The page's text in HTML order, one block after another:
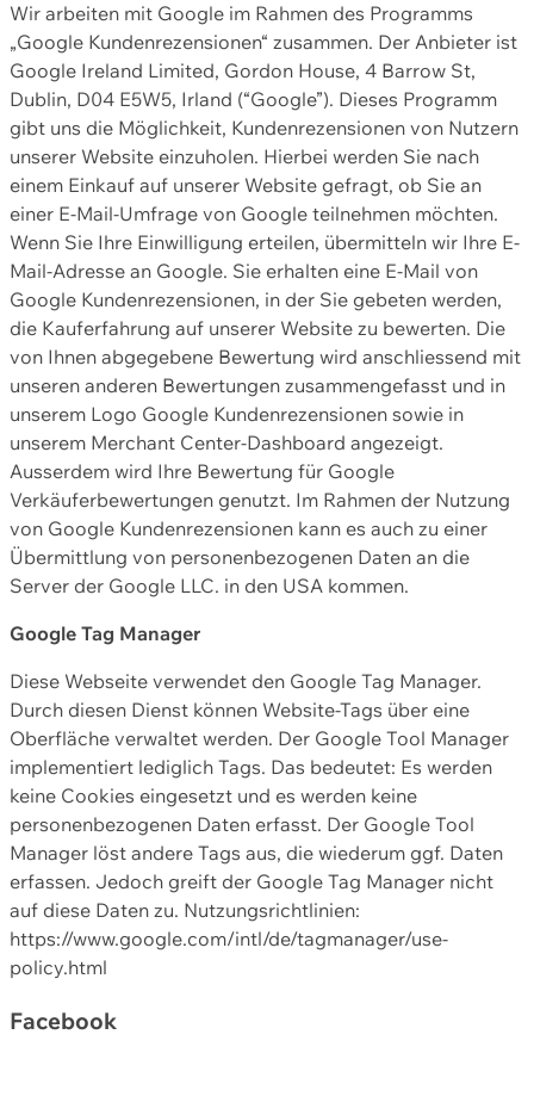
Wir arbeiten mit Google im Rahmen des Programms
„Google Kundenrezensionen“ zusammen. Der Anbieter ist
Google Ireland Limited, Gordon House, 4 Barrow St,
Dublin, D04 E5W5, Irland (“Google”). Dieses Programm
gibt uns die Möglichkeit, Kundenrezensionen von Nutzern
unserer Website einzuholen. Hierbei werden Sie nach
einem Einkauf auf unserer Website gefragt, ob Sie an
einer E-Mail-Umfrage von Google teilnehmen möchten.
Wenn Sie Ihre Einwilligung erteilen, übermitteln wir Ihre E-
Mail-Adresse an Google. Sie erhalten eine E-Mail von
Google Kundenrezensionen, in der Sie gebeten werden,
die Kauferfahrung auf unserer Website zu bewerten. Die
von Ihnen abgegebene Bewertung wird anschliessend mit
unseren anderen Bewertungen zusammengefasst und in
unserem Logo Google Kundenrezensionen sowie in
unserem Merchant Center-Dashboard angezeigt.
Ausserdem wird Ihre Bewertung für Google
Verkäuferbewertungen genutzt. Im Rahmen der Nutzung
von Google Kundenrezensionen kann es auch zu einer
Übermittlung von personenbezogenen Daten an die
Server der Google LLC. in den USA kommen.
Google Tag Manager
Diese Webseite verwendet den Google Tag Manager.
Durch diesen Dienst können Website-Tags über eine
Oberfläche verwaltet werden. Der Google Tool Manager
implementiert lediglich Tags. Das bedeutet: Es werden
keine Cookies eingesetzt und es werden keine
personenbezogenen Daten erfasst. Der Google Tool
Manager löst andere Tags aus, die wiederum ggf. Daten
erfassen. Jedoch greift der Google Tag Manager nicht
auf diese Daten zu. Nutzungsrichtlinien:
https://www.google.com/intl/de/tagmanager/use-
policy.html
Facebook